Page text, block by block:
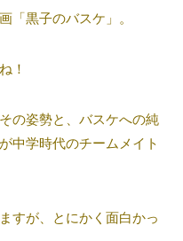
「黒子のバスケ」。
！
の姿勢と、バスケへの純
中学時代のチームメイト
すが、とにかく面白かっ